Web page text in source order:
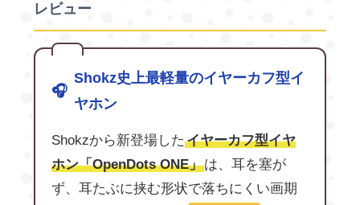
レビュー
Shokz史上最軽量のイヤーカフ型イ
ヤホン
Shokzから新登場したイヤーカフ型イヤ
ホン「OpenDots ONE」は、耳を塞が
ず、耳たぶに挟む形状で落ちにくい画期